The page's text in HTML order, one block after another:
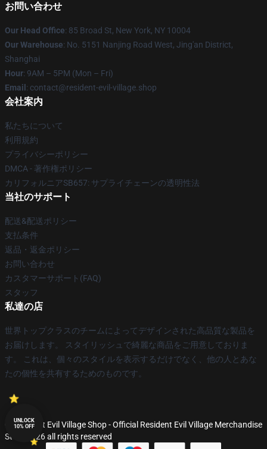
お問い合わせ
Our Head Office: 85 Broad St, New York, NY 10004
Our Warehouse: No. 5151 Nanjing Road West, Jing'an District,
Shanghai
Hour: 9AM – 5PM (Mon – Fri)
Email : contact@resident-evil-village.shop
会社案内
私たちについて
利用規約
プライバシーポリシー
DMCA - 著作権ポリシー
カリフォルニアSB657: サプライチェーンの透明性法
当社のサポート
配送&配送ポリシー
支払条件
返品・返金ポリシー
お問い合わせ
カスタマーサポート(FAQ)
スタッフ
私達の店
世界トップクラスのチームによってデザインされた高品質な製品を
お届けします。 スタイリッシュで綺麗な商品をご用意しておりま
す。 これは、個々のスタイルを表示するだけでなく、他の人とあな
たの個性を共有するためのものです。
© Resident Evil Village Shop - Official Resident Evil Village Merchandise
Store 2026 all rights reserved
UNLOCK
10% OFF